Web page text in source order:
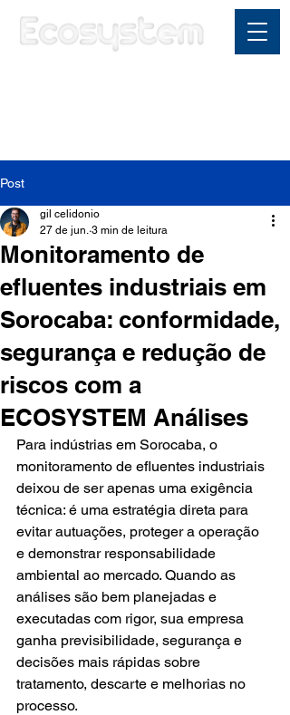
Post
Monitoramento de
efluentes industriais em
Sorocaba: conformidade,
segurança e redução de
riscos com a
ECOSYSTEM Análises
gil celidonio
27 de jun. 3 min de leitura
Para indústrias em Sorocaba, o
monitoramento de efluentes industriais
deixou de ser apenas uma exigência
técnica: é uma estratégia direta para
evitar autuações, proteger a operação
e demonstrar responsabilidade
ambiental ao mercado. Quando as
análises são bem planejadas e
executadas com rigor, sua empresa
ganha previsibilidade, segurança e
decisões mais rápidas sobre
tratamento, descarte e melhorias no
processo.